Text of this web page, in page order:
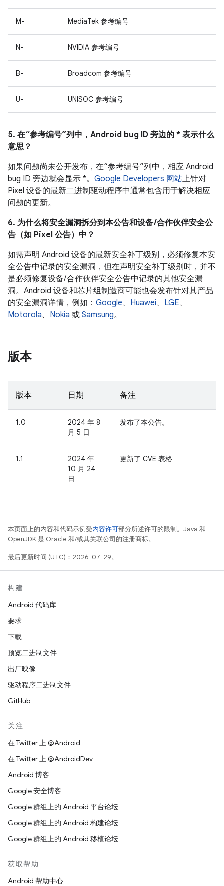
M- MediaTek 参考编号
N- NVIDIA 参考编号
B- Broadcom 参考编号
U- UNISOC 参考编号
5. 在“参考编号”列中，Android bug ID 旁边的 * 表示什么
意思？
如果问题尚未公开发布，在“参考编号”列中，相应 Android
bug ID 旁边就会显示 *。 Google Developers 网站上针对
Pixel 设备的最新二进制驱动程序中通常包含用于解决相应
问题的更新。
6. 为什么将安全漏洞拆分到本公告和设备 /合作伙伴安全公
告（如 Pixel 公告）中？
如需声明 Android 设备的最新安全补丁级别，必须修复本安
全公告中记录的安全漏洞，但在声明安全补丁级别时，并不
是必须修复设备/ 合作伙伴安全公告中记录的其他安全漏
洞。Android 设备和芯片组制造商可能也会发布针对其产品
的安全漏洞详情，例如： Google、 Huawei、 LGE、
Motorola、 Nokia 或 Samsung。
版本
版本 日期 备注
1.0
2024 年 8
月 5 日
发布了本公告。
1.1
2024 年
10 月 24
日
更新了 CVE 表格
本页面上的内容和代码示例受内容许可部分所述许可的限制。Java 和
OpenJDK 是 Oracle 和/或其关联公司的注册商标。
最后更新时间 (UTC)：2026-07-29。
构建
Android 代码库
要求
下载
预览二进制文件
出厂映像
驱动程序二进制文件
GitHub
关注
在 Twitter 上 @Android
在 Twitter 上 @AndroidDev
Android 博客
Google 安全博客
Google 群组上的 Android 平台论坛
Google 群组上的 Android 构建论坛
Google 群组上的 Android 移植论坛
获取帮助
Android 帮助中心